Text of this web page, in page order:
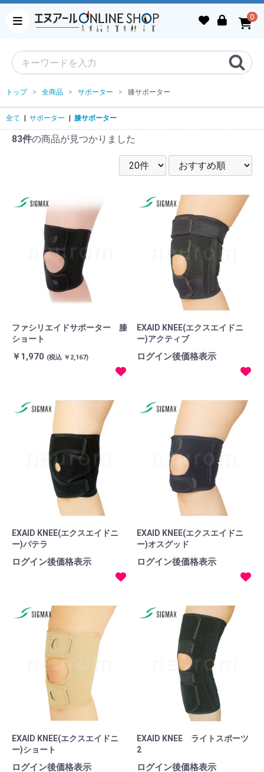
0
トップ 全商品 サポーター 膝サポーター
全て サポーター 膝サポーター
83件の商品が見つかりました
ファシリエイドサポーター 膝
ショート
￥1,970 (税込 ￥2,167)
EXAID KNEE(エクスエイドニ
ー)アクティブ
ログイン後価格表示
EXAID KNEE(エクスエイドニ
ー)パテラ
ログイン後価格表示
EXAID KNEE(エクスエイドニ
ー)オスグッド
ログイン後価格表示
EXAID KNEE(エクスエイドニ
ー)ショート
ログイン後価格表示
EXAID KNEE ライトスポーツ
2
ログイン後価格表示